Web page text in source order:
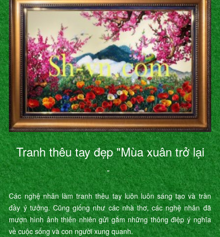
Tranh thêu tay đẹp "Mùa xuân trở lại
"
Các nghệ nhân làm tranh thêu tay luôn luôn sáng tạo và tràn
đầy ý tưởng. Cũng giống như các nhà thơ, các nghệ nhân đã
mượn hình ảnh thiên nhiên gửi gắm những thông điệp ý nghĩa
về cuộc sống và con người xung quanh.